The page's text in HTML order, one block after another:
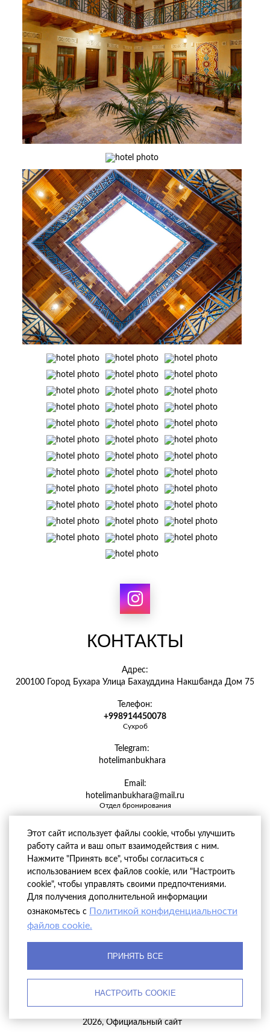
Этот сайт использует файлы cookie, чтобы улучшить
работу сайта и ваш опыт взаимодействия с ним.
Нажмите "Принять все", чтобы согласиться с
использованием всех файлов cookie, или "Настроить
cookie", чтобы управлять своими предпочтениями.
Для получения дополнительной информации
ознакомьтесь с Политикой конфиденциальности
файлов cookie.
ПРИНЯТЬ ВСЕ
НАСТРОИТЬ COOKIE
КОНТАКТЫ
Адрес:
200100 Город Бухара Улица Бахауддина Накшбанда Дом 75
Телефон:
+998914450078
Сухроб
Telegram:
hotelimanbukhara
Email:
hotelimanbukhara@mail.ru
Отдел бронирования
2026, Официальный сайт